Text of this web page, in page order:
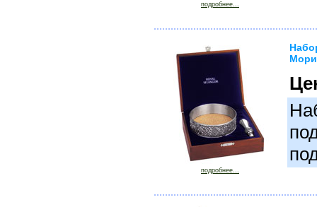
подробнее...
подробнее...